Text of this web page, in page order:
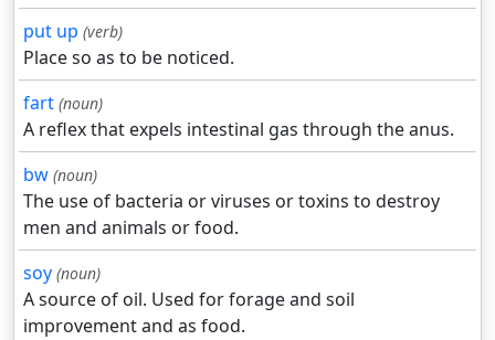
put up (verb)
Place so as to be noticed.
fart (noun)
A reflex that expels intestinal gas through the anus.
bw (noun)
The use of bacteria or viruses or toxins to destroy
men and animals or food.
soy (noun)
A source of oil. Used for forage and soil
improvement and as food.